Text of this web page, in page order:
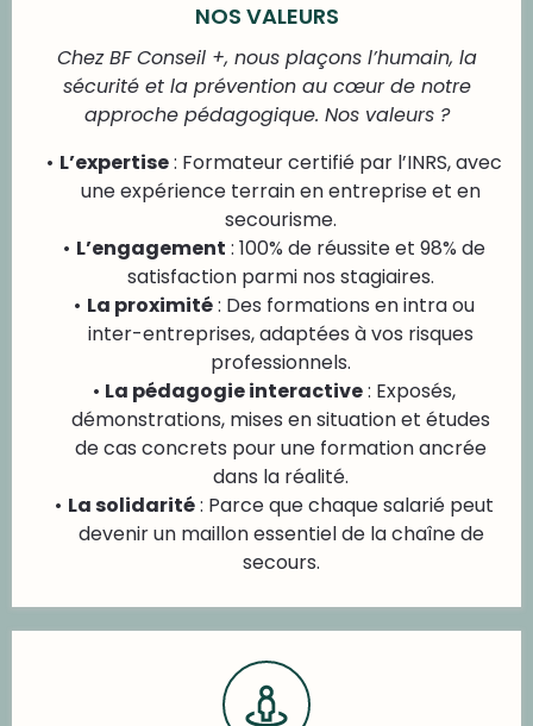
NOS VALEURS
Chez BF Conseil +, nous plaçons l’humain, la
sécurité et la prévention au cœur de notre
approche pédagogique. Nos valeurs ?
L’expertise: Formateur certifié par l’INRS, avec
une expérience terrain en entreprise et en
secourisme.
L’engagement : 100% de réussite et 98% de
satisfaction parmi nos stagiaires.
La proximité: Des formations en intra ou
inter-entreprises, adaptées à vos risques
professionnels.
La pédagogie interactive: Exposés,
démonstrations, mises en situation et études
de cas concrets pour une formation ancrée
dans la réalité.
La solidarité: Parce que chaque salarié peut
devenir un maillon essentiel de la chaîne de
secours.